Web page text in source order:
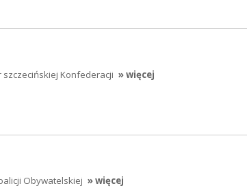
Konfederacji » więcej
Obywatelskiej » więcej